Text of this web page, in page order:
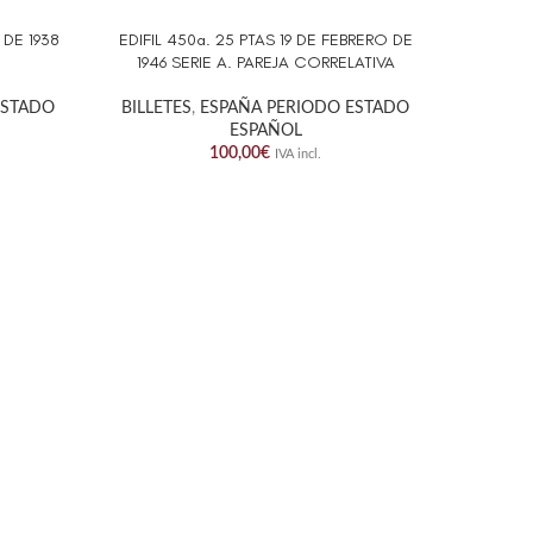
1938 AÑADIR AL CARRITO
EDIFIL 450a. 25 PTAS 19 DE FEBRERO DE
1946 SERIE A. PAREJA CORRELATIVA
BILLETES, ESPAÑA PERIODO ESTADO
ESPAÑOL
100,00€ IVA incl.